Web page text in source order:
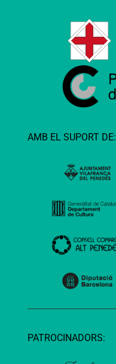
AMB EL SUPORT DE:
PATROCINADORS: